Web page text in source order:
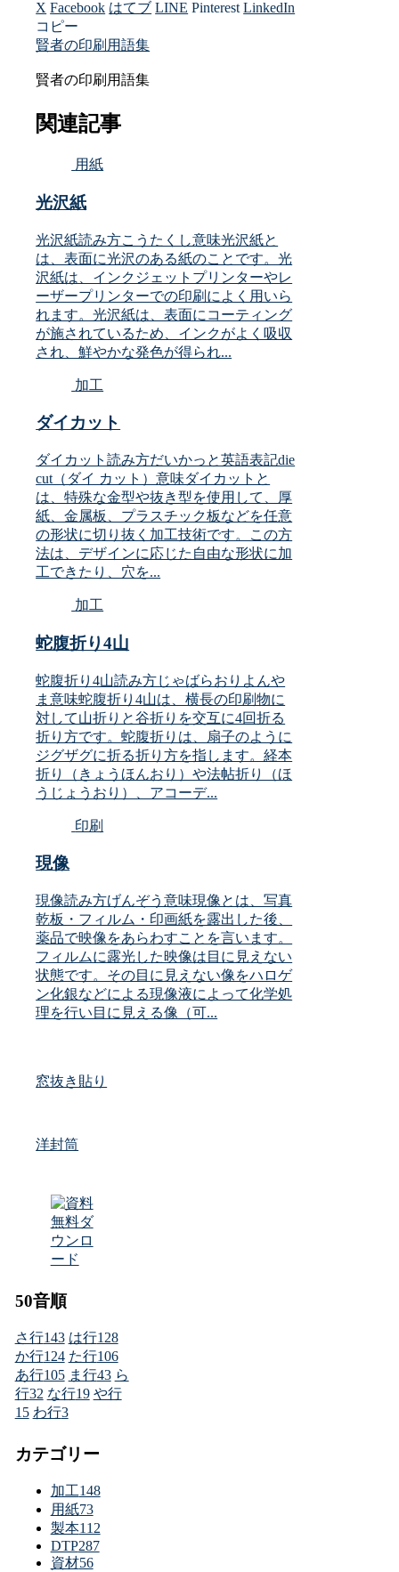
X Facebook はてブ LINE Pinterest LinkedIn
コピー
賢者の印刷用語集
賢者の印刷用語集
関連記事
用紙
光沢紙
光沢紙読み方こうたくし意味光沢紙と
は、表面に光沢のある紙のことです。光
沢紙は、インクジェットプリンターやレ
ーザープリンターでの印刷によく用いら
れます。光沢紙は、表面にコーティング
が施されているため、インクがよく吸収
され、鮮やかな発色が得られ...
加工
ダイカット
ダイカット読み方だいかっと英語表記die
cut（ダイ カット）意味ダイカットと
は、特殊な金型や抜き型を使用して、厚
紙、金属板、プラスチック板などを任意
の形状に切り抜く加工技術です。この方
法は、デザインに応じた自由な形状に加
工できたり、穴を...
加工
蛇腹折り4山
蛇腹折り4山読み方じゃばらおりよんや
ま意味蛇腹折り4山は、横長の印刷物に
対して山折りと谷折りを交互に4回折る
折り方です。蛇腹折りは、扇子のように
ジグザグに折る折り方を指します。経本
折り（きょうほんおり）や法帖折り（ほ
うじょうおり）、アコーデ...
印刷
現像
現像読み方げんぞう意味現像とは、写真
乾板・フィルム・印画紙を露出した後、
薬品で映像をあらわすことを言います。
フィルムに露光した映像は目に見えない
状態です。その目に見えない像をハロゲ
ン化銀などによる現像液によって化学処
理を行い目に見える像（可...
窓抜き貼り
洋封筒
50音順
さ行143 は行128
か行124 た行106
あ行105 ま行43 ら
行32 な行19 や行
15 わ行3
カテゴリー
加工148
用紙73
製本112
DTP287
資材56